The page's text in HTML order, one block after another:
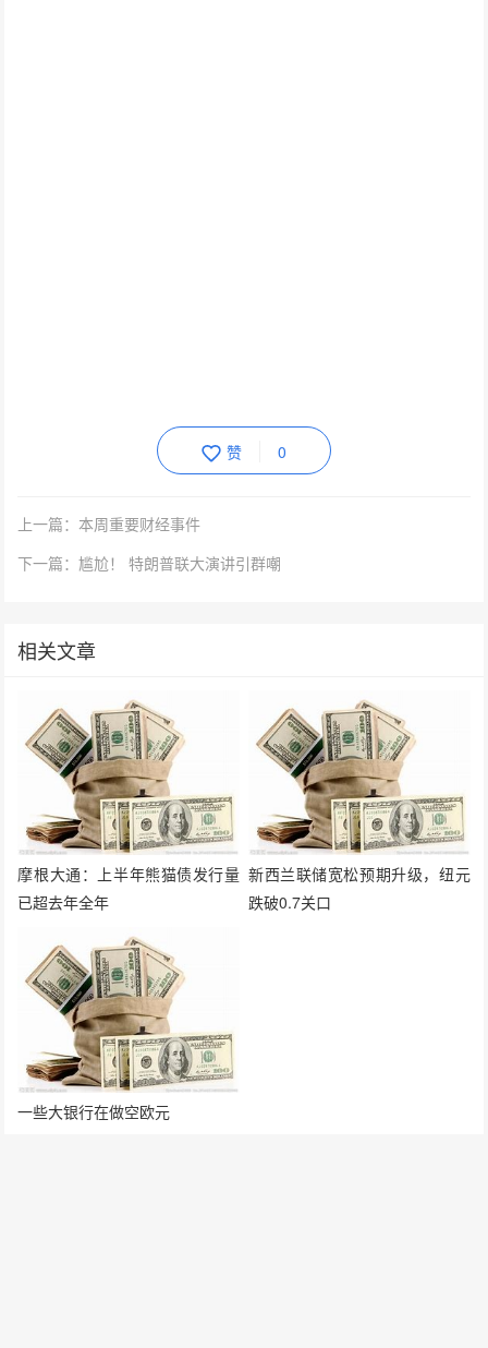
赞 0
上一篇：本周重要财经事件
下一篇：尴尬！ 特朗普联大演讲引群嘲
相关文章
摩根大通：上半年熊猫债发行量
已超去年全年
新西兰联储宽松预期升级，纽元
跌破0.7关口
一些大银行在做空欧元